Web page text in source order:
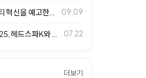
2025 인터참, 새로운 뷰티 혁신을 예고한다.. (주)에코바이오의학연구소 참가 09.09
07.22
더보기